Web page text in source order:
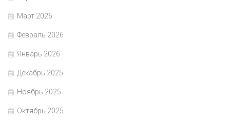
Март 2026
Февраль 2026
Январь 2026
Декабрь 2025
Ноябрь 2025
Октябрь 2025